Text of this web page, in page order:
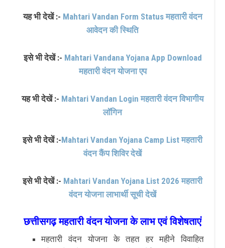
यह भी देखें :- Mahtari Vandan Form Status महतारी वंदन
आवेदन की स्थिति
इसे भी देखें :- Mahtari Vandana Yojana App Download
महतारी वंदन योजना एप
यह भी देखें :- Mahtari Vandan Login महतारी वंदन विभागीय
लॉगिन
इसे भी देखें :-Mahtari Vandan Yojana Camp List महतारी
वंदन कैंप शिविर देखें
इसे भी देखें :- Mahtari Vandan Yojana List 2026 महतारी
वंदन योजना लाभार्थी सूची देखें
छत्तीसगढ़ महतारी वंदन योजना के लाभ एवं विशेषताएं
महतारी वंदन योजना के तहत हर महीने विवाहित